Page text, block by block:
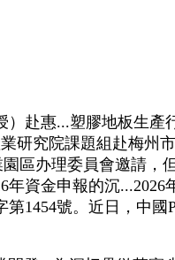
赴惠...塑膠地板生產
研究院課題組赴梅州
區办理委員會邀請，
資金申報的沉...2026
1454號。近日，中國